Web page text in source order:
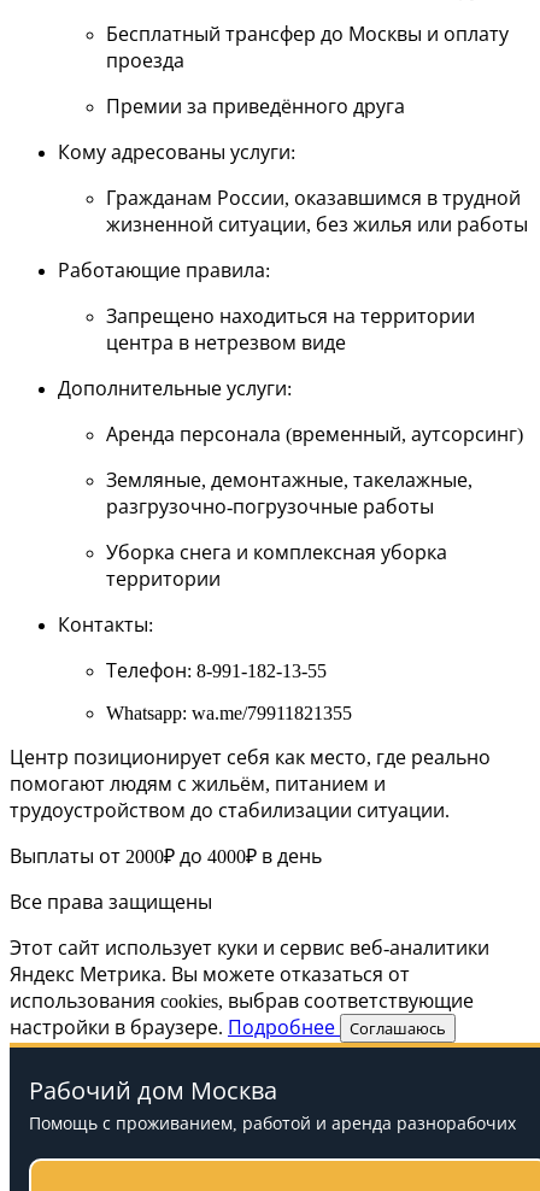
Бесплатный трансфер до Москвы и оплату
проезда
Премии за приведённого друга
Кому адресованы услуги:
Гражданам России, оказавшимся в трудной
жизненной ситуации, без жилья или работы
Работающие правила:
Запрещено находиться на территории
центра в нетрезвом виде
Дополнительные услуги:
Аренда персонала (временный, аутсорсинг)
Земляные, демонтажные, такелажные,
разгрузочно-погрузочные работы
Уборка снега и комплексная уборка
территории
Контакты:
Телефон: 8-991-182-13-55
Whatsapp: wa.me/79911821355
Центр позиционирует себя как место, где реально
помогают людям с жильём, питанием и
трудоустройством до стабилизации ситуации.
Выплаты от 2000₽ до 4000₽ в день
Все права защищены
Этот сайт использует куки и сервис веб-аналитики
Яндекс Метрика. Вы можете отказаться от
использования cookies, выбрав соответствующие
настройки в браузере. Подробнее Соглашаюсь
Рабочий дом Москва
Помощь с проживанием, работой и аренда разнорабочих